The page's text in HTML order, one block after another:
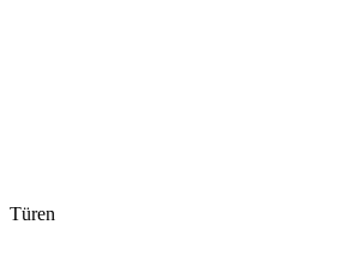
Türen